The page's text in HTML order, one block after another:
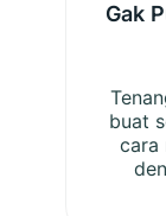
Gak
buat
cara